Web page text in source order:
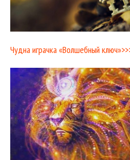
Чудна играчка «Волшебный